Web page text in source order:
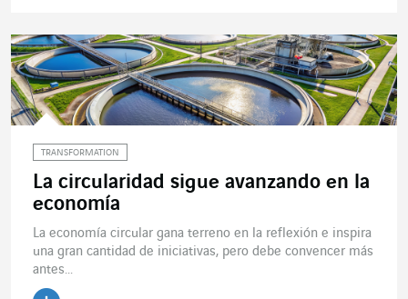
TRANSFORMATION
La circularidad sigue avanzando en la
economía
La economía circular gana terreno en la reflexión e inspira
una gran cantidad de iniciativas, pero debe convencer más
antes...